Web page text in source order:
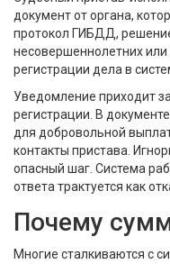
документ от органа,
протокол ГИБДД,
несовершеннолетних
регистрации дела в
Уведомление приходит
регистрации. В
для добровольной
контакты пристава.
опасный шаг. Система
ответа трактуется как
Почему
Многие сталкиваются с